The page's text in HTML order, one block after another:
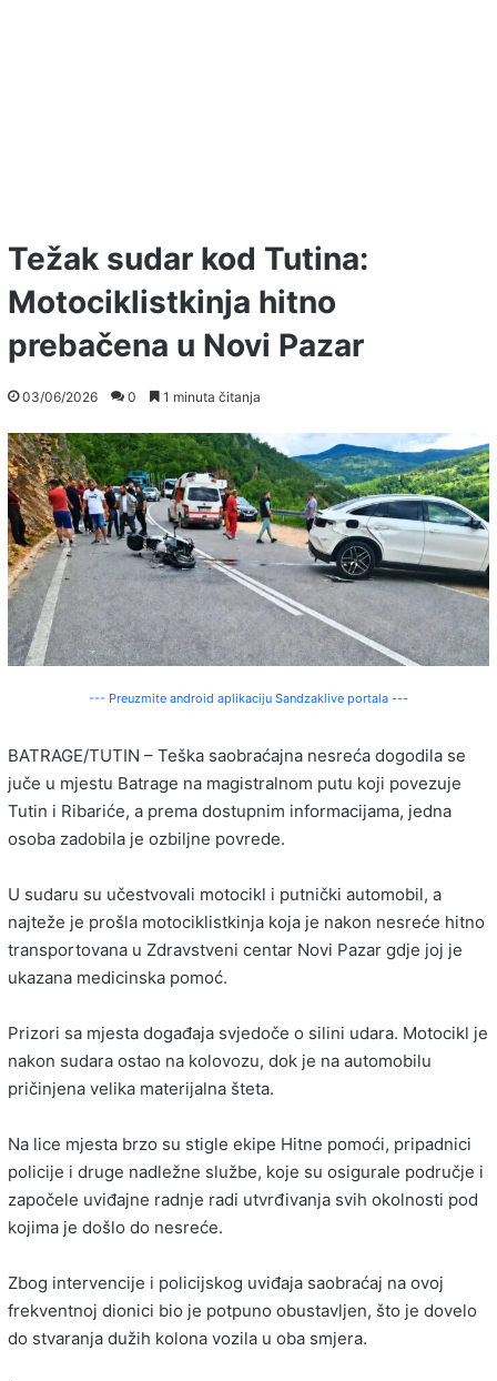
Težak sudar kod Tutina:
Motociklistkinja hitno
prebačena u Novi Pazar
03/06/2026 0 1 minuta čitanja
--- Preuzmite android aplikaciju Sandzaklive portala ---
BATRAGE/TUTIN – Teška saobraćajna nesreća dogodila se
juče u mjestu Batrage na magistralnom putu koji povezuje
Tutin i Ribariće, a prema dostupnim informacijama, jedna
osoba zadobila je ozbiljne povrede.
U sudaru su učestvovali motocikl i putnički automobil, a
najteže je prošla motociklistkinja koja je nakon nesreće hitno
transportovana u Zdravstveni centar Novi Pazar gdje joj je
ukazana medicinska pomoć.
Prizori sa mjesta događaja svjedoče o silini udara. Motocikl je
nakon sudara ostao na kolovozu, dok je na automobilu
pričinjena velika materijalna šteta.
Na lice mjesta brzo su stigle ekipe Hitne pomoći, pripadnici
policije i druge nadležne službe, koje su osigurale područje i
započele uviđajne radnje radi utvrđivanja svih okolnosti pod
kojima je došlo do nesreće.
Zbog intervencije i policijskog uviđaja saobraćaj na ovoj
frekventnoj dionici bio je potpuno obustavljen, što je dovelo
do stvaranja dužih kolona vozila u oba smjera.